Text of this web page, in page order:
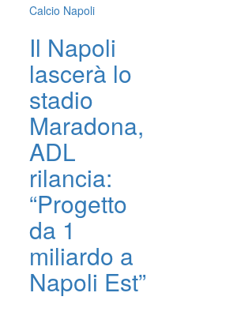
Calcio Napoli
Il Napoli
lascerà lo
stadio
Maradona,
ADL
rilancia:
“Progetto
da 1
miliardo a
Napoli Est”